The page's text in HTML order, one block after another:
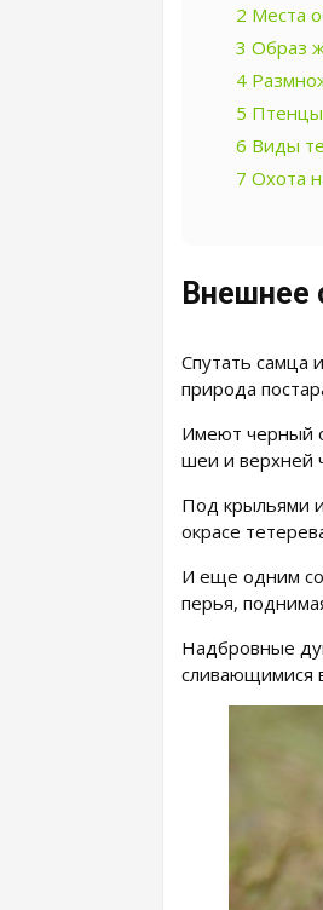
2 Места
3 Образ
4
5 Птенцы
6 Виды
7 Охота
Внешнее
Спутать самца
природа
Имеют черный
шеи и верхней
Под крыльями
окрасе
И еще одним
перья,
Надбровные
сливающимися